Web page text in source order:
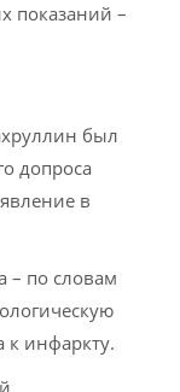
показаний –
был
допроса
в
– по словам
к инфаркту.